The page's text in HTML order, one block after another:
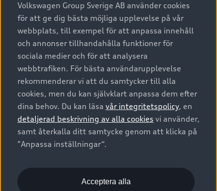
A6 modellerna
SUV
Avant
Audi Sport
Privatleasing
Nya bilar i lager
Begagnade bilar i lager
Audi approved :plus - så gott som nya
Finansiering
Audi exclusive
Provkörning
Service & tillbehör
Audi digital services
Originaltillbehör - köp online
Garantier
Försäkring
Digitala manualer för din Audi
Audi Collection – livsstilsartiklar
Vanliga frågor
2G/3G nätet stängs ned - Hur påverkas min bil av detta?
Tjänstebil
Tjänstebil
Business lease online
Företagsleasing
Om Audi Sverige
Kontakta oss
Audi Återförsäljare/-serviceverkstad
myAudi
Pressmeddelanden
Nyhetsbrev
Vårt hållbarhetsarbete
© 2026 AUDI SVERIGE. All Rights Reserved.
Utgivare Juridiskt
Juridiskt Audi AG
Juridiskt Audi Digital Giveaway
Anpassa inställningar för cookies
Visselblåsarkanaler
Volkswagen Group Sverige AB använder cookies
för att ge dig bästa möjliga upplevelse på vår
webbplats, till exempel för att anpassa innehåll
och annonser tillhandahålla funktioner för
sociala medier och för att analysera
webbtrafiken. För bästa användarupplevelse
rekommenderar vi att du samtycker till alla
cookies, men du kan självklart anpassa dem efter
dina behov. Du kan läsa vår integritetspolicy, en
detaljerad beskrivning av alla cookies vi använder,
samt återkalla ditt samtycke genom att klicka på
"Anpassa inställningar“.
Acceptera alla